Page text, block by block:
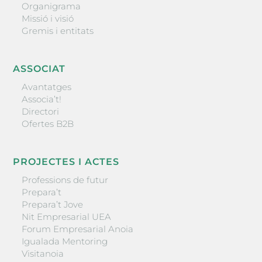
Organigrama
Missió i visió
Gremis i entitats
ASSOCIAT
Avantatges
Associa’t!
Directori
Ofertes B2B
PROJECTES I ACTES
Professions de futur
Prepara’t
Prepara’t Jove
Nit Empresarial UEA
Forum Empresarial Anoia
Igualada Mentoring
Visitanoia